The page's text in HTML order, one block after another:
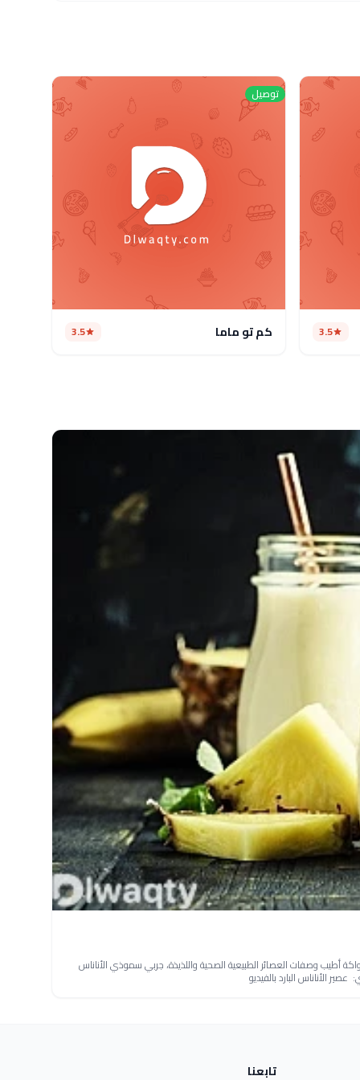
3.5
توصيل
كم تو ماما 3.5
وصفات العصائر الطبيعية الصحية واللذيذة، جربي سموذي الأناناس
الأناناس البارد بالفيديو
تابعنا